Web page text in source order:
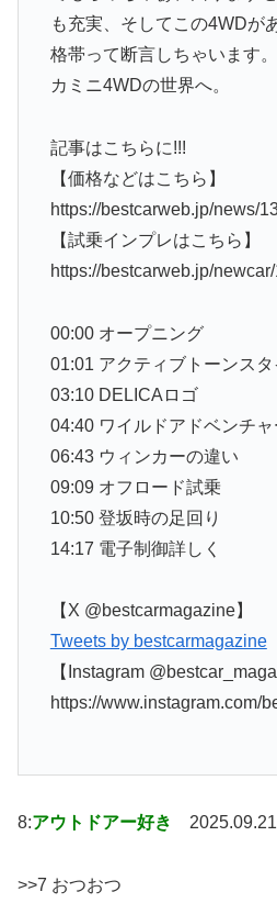
も充実、そしてこの4WDが
格帯って断言しちゃいます
カミニ4WDの世界へ。
記事はこちらに!!!
【価格などはこちら】
https://bestcarweb.jp/news/
【試乗インプレはこちら】
https://bestcarweb.jp/
00:00 オープニング
01:01 アクティブトーンス
03:10 DELICAロゴ
04:40 ワイルドアドベンチ
06:43 ウィンカーの違い
09:09 オフロード試乗
10:50 登坂時の足回り
14:17 電子制御詳しく
【X @bestcarmagazine】
Tweets by bestcarmagazine
【Instagram
https://www.instagram.com/
8:アウトドアー好き
>>7 おつおつ